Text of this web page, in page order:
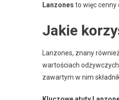
Lanzones to więc cenny
Jakie
Lanzones, znany
wartościach
zawartym w nim